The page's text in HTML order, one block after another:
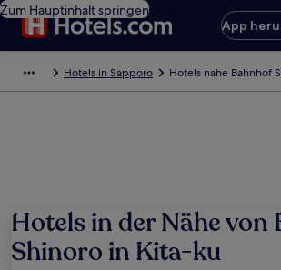
Zum Hauptinhalt springen
App
Hotels in Sapporo Hotels nahe Bahnhof
Hotels in der Nähe von
Shinoro in Kita-ku